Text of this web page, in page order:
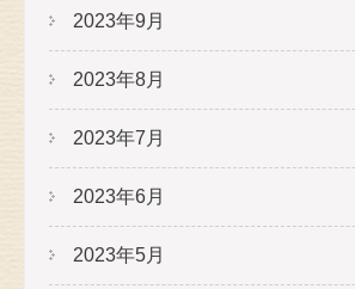
2023年9月
2023年8月
2023年7月
2023年6月
2023年5月